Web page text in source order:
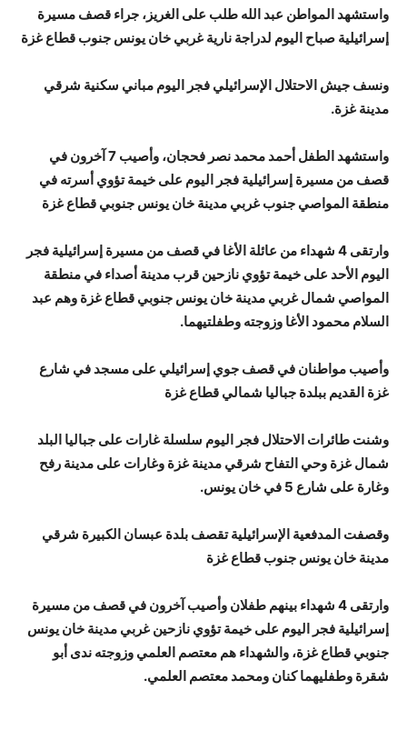
واستشهد المواطن عبد الله طلب على الغريز، جراء قصف مسيرة
إسرائيلية صباح اليوم لدراجة نارية غربي خان يونس جنوب قطاع غزة
ونسف جيش الاحتلال الإسرائيلي فجر اليوم مباني سكنية شرقي
مدينة غزة.
واستشهد الطفل أحمد محمد نصر فحجان، وأصيب 7 آخرون في
قصف من مسيرة إسرائيلية فجر اليوم على خيمة تؤوي أسرته في
منطقة المواصي جنوب غربي مدينة خان يونس جنوبي قطاع غزة
وارتقى 4 شهداء من عائلة الأغا في قصف من مسيرة إسرائيلية فجر
اليوم الأحد على خيمة تؤوي نازحين قرب مدينة أصداء في منطقة
المواصي شمال غربي مدينة خان يونس جنوبي قطاع غزة وهم عبد
السلام محمود الأغا وزوجته وطفلتيهما.
وأصيب مواطنان في قصف جوي إسرائيلي على مسجد في شارع
غزة القديم ببلدة جباليا شمالي قطاع غزة
وشنت طائرات الاحتلال فجر اليوم سلسلة غارات على جباليا البلد
شمال غزة وحي التفاح شرقي مدينة غزة وغارات على مدينة رفح
وغارة على شارع 5 في خان يونس.
وقصفت المدفعية الإسرائيلية تقصف بلدة عبسان الكبيرة شرقي
مدينة خان يونس جنوب قطاع غزة
وارتقى 4 شهداء بينهم طفلان وأصيب آخرون في قصف من مسيرة
إسرائيلية فجر اليوم على خيمة تؤوي نازحين غربي مدينة خان يونس
جنوبي قطاع غزة، والشهداء هم معتصم العلمي وزوجته ندى أبو
شقرة وطفليهما كنان ومحمد معتصم العلمي.